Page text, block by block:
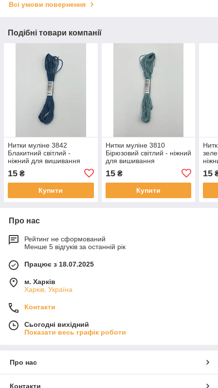
Всі умови повернення
Подібні товари компанії
Нитки муліне 3842
Блакитний світлий -
ніжний для вишивання
15 ₴
Купити
Нитки муліне 3810
Бірюзовий світлий - ніжний
для вишивання
15₴
Купити
15
Про нас
Рейтинг не сформований
Менше 5 відгуків за останній рік
Працює з 18.07.2025
м. Харків
Харків, Україна
Контакти
Сьогодні вихідний
Показати весь графік роботи
Про нас
Контакти